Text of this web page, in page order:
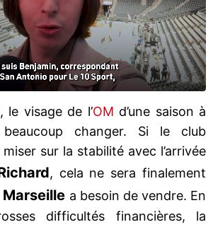
le visage de l’OM d’une saison à
changer. Si le club
sur la stabilité avec l’arrivée
, cela ne sera finalement
Marseille a besoin de vendre. En
difficultés financières, la